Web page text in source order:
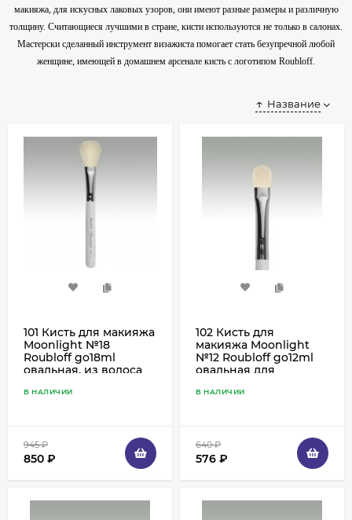
макияжа, для искусных лаковых узоров, они имеют разные размеры и различную
толщину. Считающиеся лучшими в стране, кисти используются не только в салонах.
Мастерски сделанный инструмент визажиста помогает стать безупречной любой
женщине, имеющей в домашнем арсенале кисть с логотипом Roubloff.
Название
101 Кисть для макияжа
Moonlight №18
Roubloff go18ml
овальная, из волоса
В НАЛИЧИИ
945₽
850 ₽
102 Кисть для
макияжа Moonlight
№12 Roubloff go12ml
овальная для
коза белая
В НАЛИЧИИ
640₽
576 ₽